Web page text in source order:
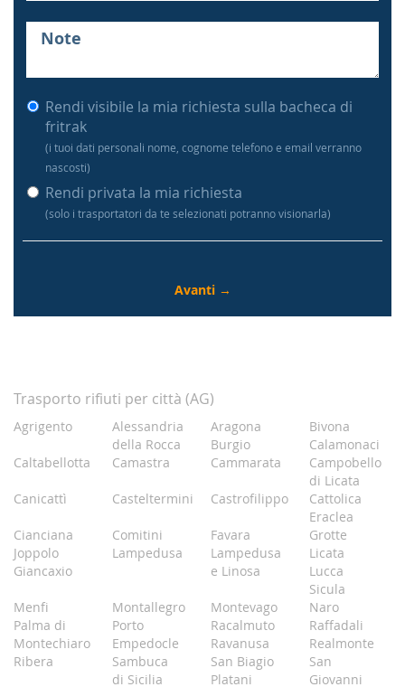
Rendi visibile la mia richiesta sulla bacheca di
fritrak
(i tuoi dati personali nome, cognome telefono e email verranno
nascosti)
Rendi privata la mia richiesta
(solo i trasportatori da te selezionati potranno visionarla)
Trasporto rifiuti per città (AG)
Agrigento
Alessandria
della Rocca
Aragona
Bivona
Burgio
Calamonaci
Caltabellotta
Camastra Cammarata
Campobello
di Licata
Canicattì
Casteltermini Castrofilippo
Cattolica
Eraclea
Cianciana
Comitini Favara
Grotte
Joppolo
Giancaxio
Lampedusa
Lampedusa
e Linosa
Licata
Lucca
Sicula
Menfi
Montallegro Montevago
Naro
Palma di
Montechiaro
Porto
Empedocle
Racalmuto
Raffadali
Ravanusa
Realmonte
Ribera
Sambuca
di Sicilia
San Biagio
Platani
San
Giovanni